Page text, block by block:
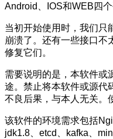
Android、IOS和WEB四个
当初开始使用时，我们只
崩溃了。还有一些接口不
修复它们。
需要说明的是，本软件或
途。禁止将本软件或源代
不良后果，与本人无关。
该软件的环境需求包括
jdk1.8、etcd、kafka、